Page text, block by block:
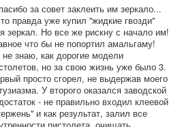
за совет заклеить им зеркало...
правда уже купил "жидкие гвозди"
зеркал. Но все же рискну с начало им!
что бы не попортил амальгаму!
знаю, как дорогие модели
но за свою жизнь уже было 3.
просто сгорел, не выдержав моего
У второго оказался заводской
- не правильно входил клеевой
и как результат, залил все